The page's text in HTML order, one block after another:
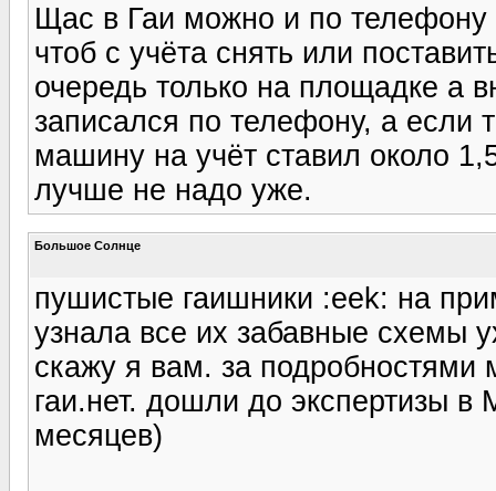
Щас в Гаи можно и по телефону
чтоб с учёта снять или
очередь только на площадке а
записался по телефону, а если
машину на учёт ставил около
лучше не надо уже.
Большое Солнце
пушистые гаишники :eek: на
узнала все их забавные схемы
скажу я вам. за подробностями
гаи.нет. дошли до экспертизы
месяцев)